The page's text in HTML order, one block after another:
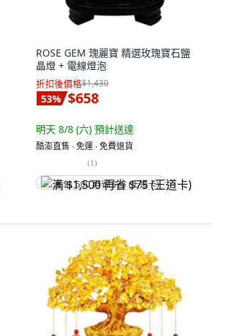
ROSE GEM 瑰麗寶 精選玫瑰寶石鹽
晶燈 + 電線燈泡
折扣後價格$1,430
53% $658
明天 8/8 (六) 預計送達
酷澎直售 ∙ 免運 ∙ 免費退貨
(1)
满 $1,500 再省 $75 (王道卡)